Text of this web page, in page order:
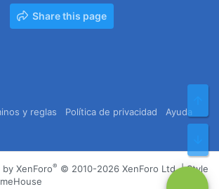
Share this page
y reglas Política de privacidad
Ayuda
XenForo® © 2010-2026 XenForo Ltd. |Style